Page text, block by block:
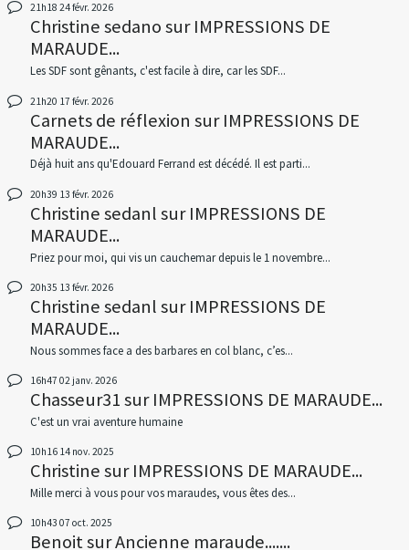
21h18 24févr. 2026
Christine sedanosurIMPRESSIONS DE
MARAUDE...
Les SDF sont gênants, c'est facile à dire, car les SDF...
21h20 17 févr. 2026
Carnets de réflexion surIMPRESSIONS DE
MARAUDE...
Déjà huit ans qu'Edouard Ferrand est décédé. Il est parti...
20h39 13 févr. 2026
Christine sedanlsurIMPRESSIONS DE
MARAUDE...
Priez pour moi, qui vis un cauchemar depuis le 1 novembre...
20h35 13 févr. 2026
Christine sedanlsurIMPRESSIONS DE
MARAUDE...
Nous sommes face a des barbares en col blanc, c’es...
16h47 02 janv. 2026
Chasseur31surIMPRESSIONS DE MARAUDE...
C'est un vrai aventure humaine
10h16 14 nov. 2025
ChristinesurIMPRESSIONS DE MARAUDE...
Mille merci à vous pour vos maraudes, vous êtes des...
10h43 07 oct. 2025
BenoitsurAncienne maraude.......